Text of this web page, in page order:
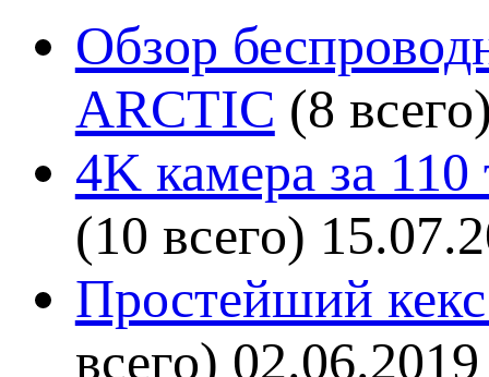
Обзор
ARCTIC (8
4K камера за
(10 всего)
Простейший кекс
всего) 02.06.2019